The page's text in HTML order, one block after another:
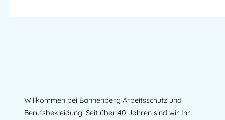
Willkommen bei Bannenberg Arbeitsschutz und
Berufsbekleidung! Seit über 40 Jahren sind wir Ihr